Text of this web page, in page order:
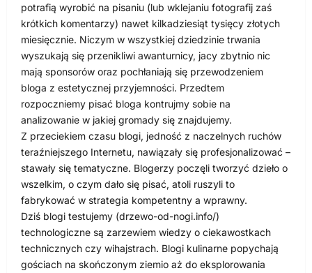
potrafią wyrobić na pisaniu (lub wklejaniu fotografij zaś
krótkich komentarzy) nawet kilkadziesiąt tysięcy złotych
miesięcznie. Niczym w wszystkiej dziedzinie trwania
wyszukają się przenikliwi awanturnicy, jacy zbytnio nic
mają sponsorów oraz pochłaniają się przewodzeniem
bloga z estetycznej przyjemności. Przedtem
rozpoczniemy pisać bloga kontrujmy sobie na
analizowanie w jakiej gromady się znajdujemy.
Z przeciekiem czasu blogi, jedność z naczelnych ruchów
teraźniejszego Internetu, nawiązały się profesjonalizować –
stawały się tematyczne. Blogerzy poczęli tworzyć dzieło o
wszelkim, o czym dało się pisać, atoli ruszyli to
fabrykować w strategia kompetentny a wprawny.
Dziś blogi testujemy (drzewo-od-nogi.info/)
technologiczne są zarzewiem wiedzy o ciekawostkach
technicznych czy wihajstrach. Blogi kulinarne popychają
gościach na skończonym ziemio aż do eksplorowania